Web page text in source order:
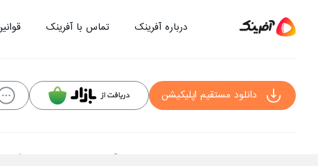
درباره آفرینک تماس با آفرینک
دانلود مستقیم اپلیکیشن
کلیه حقوق این سایت به شرکت توسعه فناوی هفت آسمان توکان تعلق دارد و هرگونه